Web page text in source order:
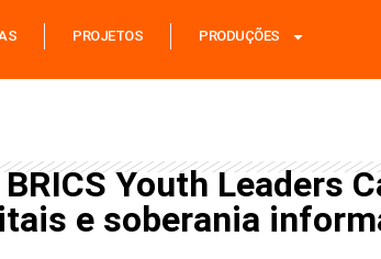
PROJETOS PRODUÇÕES
Youth Leaders
e soberania